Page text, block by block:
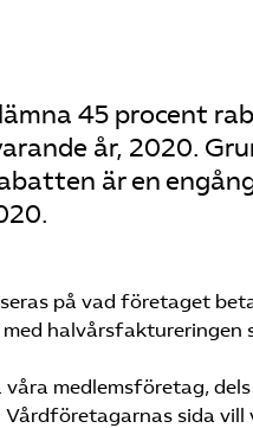
45 procent
år, 2020.
är en
på vad företaget
halvårsfaktureringen
medlemsföretag,
sida vill